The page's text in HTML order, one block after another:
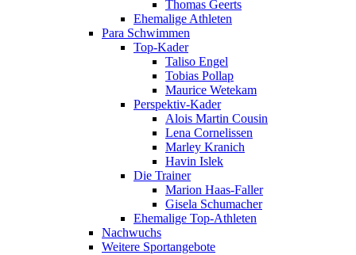
Thomas Geerts
Ehemalige Athleten
Para Schwimmen
Top-Kader
Taliso Engel
Tobias Pollap
Maurice Wetekam
Perspektiv-Kader
Alois Martin Cousin
Lena Cornelissen
Marley Kranich
Havin Islek
Die Trainer
Marion Haas-Faller
Gisela Schumacher
Ehemalige Top-Athleten
Nachwuchs
Weitere Sportangebote